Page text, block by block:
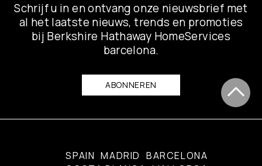
Schrijf u in en ontvang onze nieuwsbrief met
al het laatste nieuws, trends en promoties
bij Berkshire Hathaway HomeServices
barcelona.
ABONNEREN
SPAIN MADRID BARCELONA